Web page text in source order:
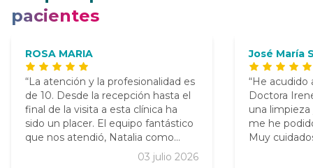
pacientes
ROSA MARIA
03 julio 2026
La atención y la profesionalidad es
de 10. Desde la recepción hasta el
final de la visita a esta clínica ha
sido un placer. El equipo fantástico
que nos atendió, Natalia como
higienista, Pedro el director y la
José María
He acudido
Doctora
una
me he
Muy